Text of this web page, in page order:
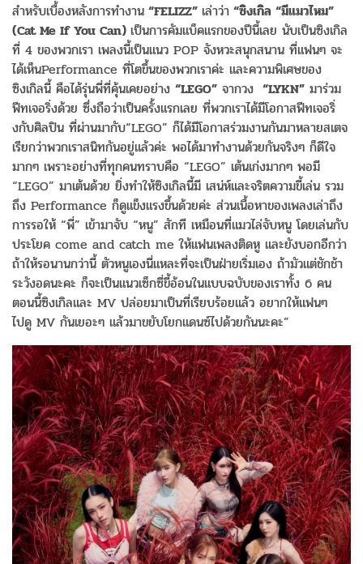
สำหรับเบื้องหลังการทำงาน “FELIZZ” เล่าว่า “ซิงเกิล “มีแมวไหม”
(Cat Me If You Can) เป็นการคัมแบ็คแรกของปีนี้เลย นับเป็นซิงเกิล
ที่ 4 ของพวกเรา เพลงนี้เป็นแนว POP จังหวะสนุกสนาน ที่แฟนๆ จะ
ได้เห็นPerformance ที่โตขึ้นของพวกเราค่ะ และความพิเศษของ
ซิงเกิลนี้ คือได้รุ่นพี่ที่คุ้นเคยอย่าง “LEGO” จากวง “LYKN” มาร่วม
ฟีทเจอริ่งด้วย ซึ่งถือว่าเป็นครั้งแรกเลย ที่พวกเราได้มีโอกาสฟีทเจอริ่
งกับศิลปิน ที่ผ่านมากับ“LEGO” ก็ได้มีโอกาสร่วมงานกันมาหลายสเตจ
เรียกว่าพวกเราสนิทกันอยู่แล้วค่ะ พอได้มาทำงานด้วยกันจริงๆ ก็ดีใจ
มากๆ เพราะอย่างที่ทุกคนทราบคือ “LEGO” เต้นเก่งมากๆ พอมี
“LEGO” มาเต้นด้วย ยิ่งทำให้ซิงเกิลนี้มี เสน่ห์และจริตความขี้เล่น รวม
ถึง Performance ก็ดูแข็งแรงขึ้นด้วยค่ะ ส่วนเนื้อหาของเพลงเล่าถึง
การรอให้ “พี่” เข้ามาจับ “หนู” สักที เหมือนที่แมวไล่จับหนู โดยเล่นกับ
ประโยค come and catch me ให้แฟนเพลงติดหู และยังบอกอีกว่า
ถ้าให้รอนานกว่านี้ ตัวหนูเองนี่แหละที่จะเป็นฝ่ายเริ่มเอง ถ้ามัวแต่ชักช้า
ระวังอดนะคะ ก็จะเป็นแนวเซ็กซี่ขี้อ้อนในแบบฉบับของเราทั้ง 6 คน
ตอนนี้ซิงเกิลและ MV ปล่อยมาเป็นที่เรียบร้อยแล้ว อยากให้แฟนๆ
ไปดู MV กันเยอะๆ แล้วมาขยับโยกแดนซ์ไปด้วยกันนะคะ”